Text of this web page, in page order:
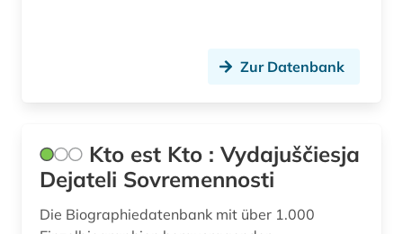
naturwissenschaften (1)
Zur Datenbank
Kto est Kto : Vydajuščiesja
Dejateli Sovremennosti
Die Biographiedatenbank mit über 1.000